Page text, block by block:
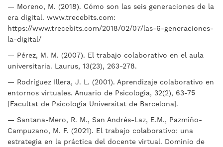
— Moreno, M. (2018). Cómo son las seis generaciones de la
era digital. www.trecebits.com:
https://www.trecebits.com/2018/02/07/las-6-generaciones-
la-digital/
— Pérez, M. M. (2007). El trabajo colaborativo en el aula
universitaria. Laurus, 13(23), 263-278.
— Rodríguez Illera, J. L. (2001). Aprendizaje colaborativo en
entornos virtuales. Anuario de Psicologia, 32(2), 63-75
[Facultat de Psicologia Universitat de Barcelona].
— Santana-Mero, R. M., San Andrés-Laz, E.M., Pazmiño-
Campuzano, M. F. (2021). El trabajo colaborativo: una
estrategia en la práctica del docente virtual. Dominio de